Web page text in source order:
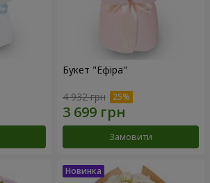
Букет "Ефіра"
4 932 грн
Замовити